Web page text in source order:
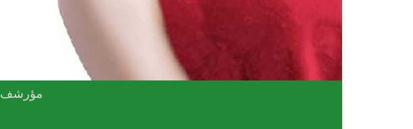
مؤرشف Q0 وسادة طبية تقلل الشخير